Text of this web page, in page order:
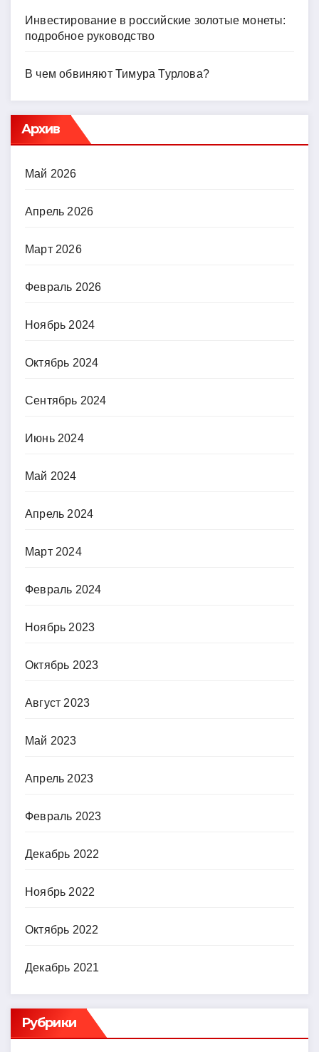
Инвестирование в российские золотые монеты:
подробное руководство
В чем обвиняют Тимура Турлова?
Архив
Май 2026
Апрель 2026
Март 2026
Февраль 2026
Ноябрь 2024
Октябрь 2024
Сентябрь 2024
Июнь 2024
Май 2024
Апрель 2024
Март 2024
Февраль 2024
Ноябрь 2023
Октябрь 2023
Август 2023
Май 2023
Апрель 2023
Февраль 2023
Декабрь 2022
Ноябрь 2022
Октябрь 2022
Декабрь 2021
Рубрики